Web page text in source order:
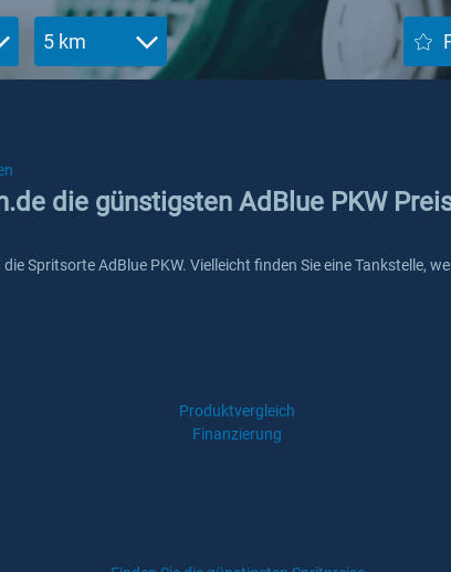
5 km
die günstigsten AdBlue PKW
Spritsorte AdBlue PKW. Vielleicht finden Sie eine Tankstelle,
Produktvergleich
Finanzierung